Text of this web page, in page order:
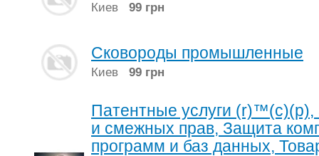
Киев 99 грн
Сковороды промышленные
Киев 99 грн
Патентные услуги (r)™(c)(p),
и смежных прав, Защита
программ и баз данных,